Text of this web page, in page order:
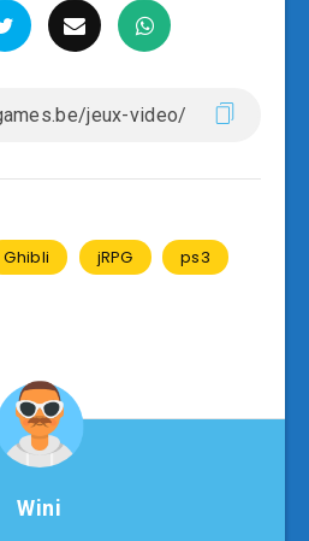
Ghibli jRPG
ps3
Wini